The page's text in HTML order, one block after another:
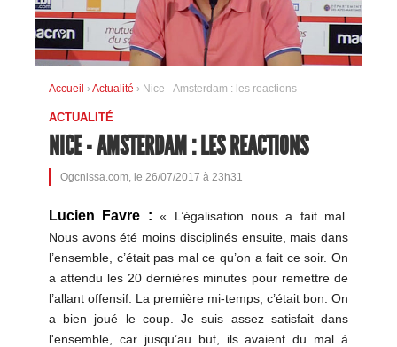
Accueil ›Actualité › Nice - Amsterdam : les reactions
ACTUALITÉ
NICE - AMSTERDAM : LES REACTIONS
Ogcnissa.com, le 26/07/2017 à 23h31
Lucien Favre : « L’égalisation nous a fait mal.
Nous avons été moins disciplinés ensuite, mais dans
l’ensemble, c’était pas mal ce qu’on a fait ce soir. On
a attendu les 20 dernières minutes pour remettre de
l’allant offensif. La première mi-temps, c’était bon. On
a bien joué le coup. Je suis assez satisfait dans
l'ensemble, car jusqu’au but, ils avaient du mal à